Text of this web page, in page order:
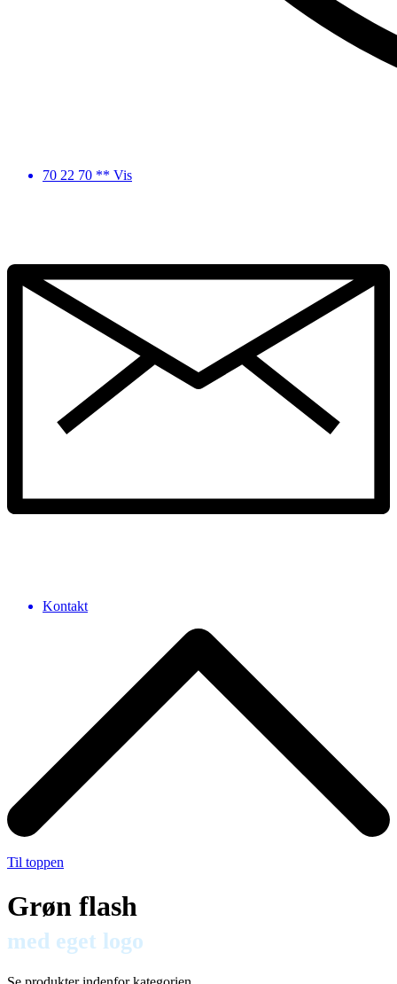
70 22 70 ** Vis
Kontakt
Til toppen
Grøn flash
med eget logo